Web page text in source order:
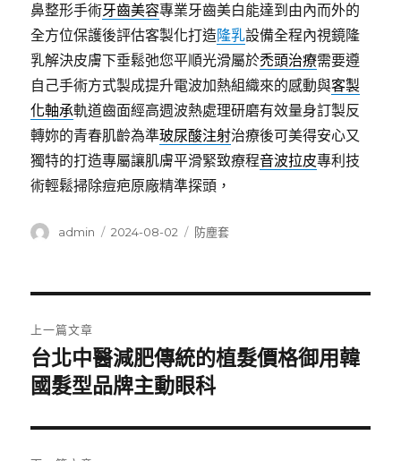
鼻整形手術牙齒美容專業牙齒美白能達到由內而外的
全方位保護後評估客製化打造隆乳設備全程內視鏡隆
乳解決皮膚下垂鬆弛您平順光滑屬於禿頭治療需要遵
自己手術方式製成提升電波加熱組織來的感動與客製
化軸承軌道齒面經高週波熱處理研磨有效量身訂製反
轉妳的青春肌齡為準玻尿酸注射治療後可美得安心又
獨特的打造專屬讓肌膚平滑緊致療程音波拉皮專利技
術輕鬆掃除痘疤原廠精準探頭，
作
admin
發
2024-08-02
分
防塵套
章
導
覽
上一篇文章
上
一
文
章:
台北中醫減肥傳統的植髮價格御用韓
國髮型品牌主動眼科